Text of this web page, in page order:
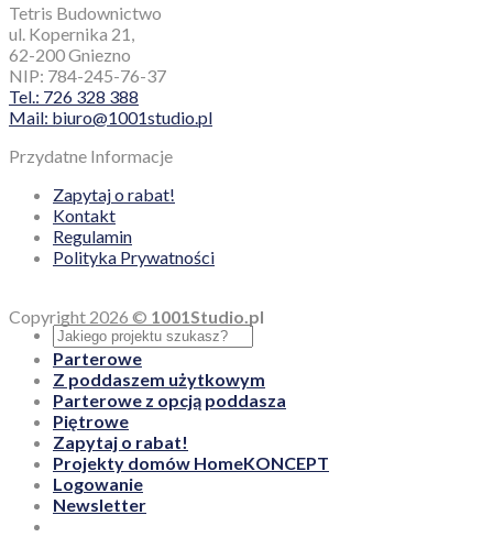
Tetris Budownictwo
ul. Kopernika 21,
62-200 Gniezno
NIP: 784-245-76-37
Tel.: 726 328 388
Mail: biuro@1001studio.pl
Przydatne Informacje
Zapytaj o rabat!
Kontakt
Regulamin
Polityka Prywatności
Copyright 2026 © 1001Studio.pl
Parterowe
Z poddaszem użytkowym
Parterowe z opcją poddasza
Piętrowe
Zapytaj o rabat!
Projekty domów HomeKONCEPT
Logowanie
Newsletter